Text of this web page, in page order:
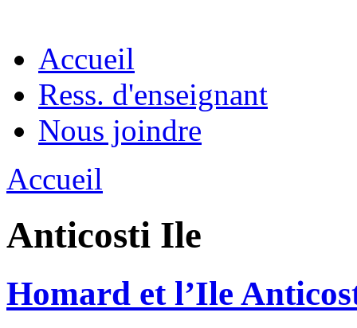
Accueil
Ress. d'enseignant
Nous joindre
Accueil
Anticosti Ile
Homard et l’Ile